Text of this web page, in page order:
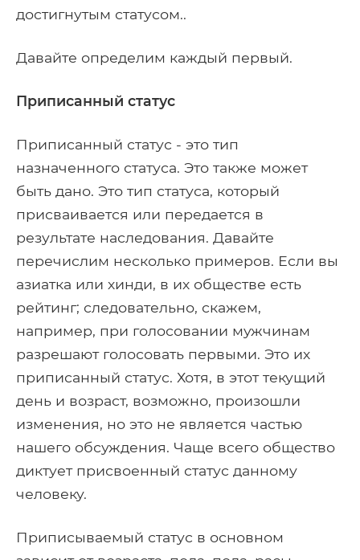
достигнутым статусом..
Давайте определим каждый первый.
Приписанный статус
Приписанный статус - это тип
назначенного статуса. Это также может
быть дано. Это тип статуса, который
присваивается или передается в
результате наследования. Давайте
перечислим несколько примеров. Если вы
азиатка или хинди, в их обществе есть
рейтинг; следовательно, скажем,
например, при голосовании мужчинам
разрешают голосовать первыми. Это их
приписанный статус. Хотя, в этот текущий
день и возраст, возможно, произошли
изменения, но это не является частью
нашего обсуждения. Чаще всего общество
диктует присвоенный статус данному
человеку.
Приписываемый статус в основном